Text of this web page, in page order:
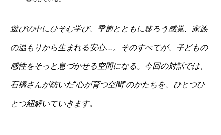
遊びの中にひそむ学び、季節とともに移ろう感覚、家族
の温もりから生まれる安心…。そのすべてが、子どもの
感性をそっと息づかせる空間になる。今回の対話では、
石橋さんが紡いだ“心が育つ空間”のかたちを、ひとつひ
とつ紐解いていきます。